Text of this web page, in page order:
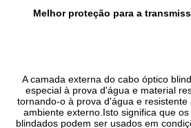
Melhor proteção para a
A camada externa do cabo óptico
especial à prova d'água e material
tornando-o à prova d'água e
ambiente externo.Isto significa que
blindados podem ser usados em